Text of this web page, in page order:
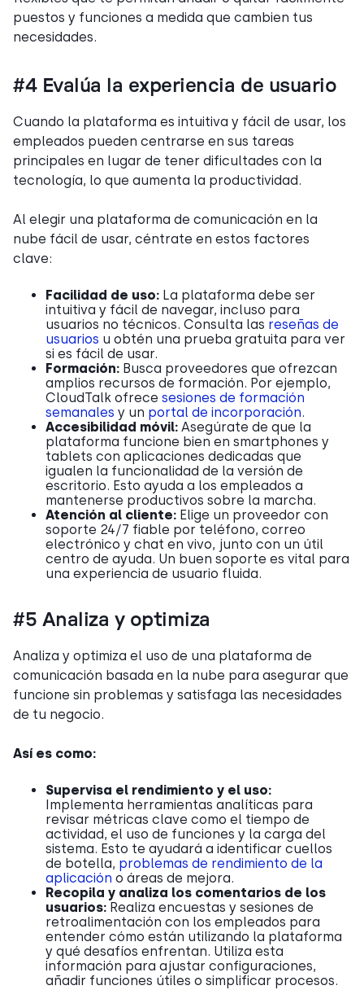
puestos y funciones a medida que cambien tus
necesidades.
#4 Evalúa la experiencia de usuario
Cuando la plataforma es intuitiva y fácil de usar, los
empleados pueden centrarse en sus tareas
principales en lugar de tener dificultades con la
tecnología, lo que aumenta la productividad.
Al elegir una plataforma de comunicación en la
nube fácil de usar, céntrate en estos factores
clave:
Facilidad de uso: La plataforma debe ser
intuitiva y fácil de navegar, incluso para
usuarios no técnicos. Consulta las reseñas de
usuarios u obtén una prueba gratuita para ver
si es fácil de usar.
Formación: Busca proveedores que ofrezcan
amplios recursos de formación. Por ejemplo,
CloudTalk ofrece sesiones de formación
semanales y un portal de incorporación.
Accesibilidad móvil: Asegúrate de que la
plataforma funcione bien en smartphones y
tablets con aplicaciones dedicadas que
igualen la funcionalidad de la versión de
escritorio. Esto ayuda a los empleados a
mantenerse productivos sobre la marcha.
Atención al cliente: Elige un proveedor con
soporte 24/7 fiable por teléfono, correo
electrónico y chat en vivo, junto con un útil
centro de ayuda. Un buen soporte es vital para
una experiencia de usuario fluida.
#5 Analiza y optimiza
Analiza y optimiza el uso de una plataforma de
comunicación basada en la nube para asegurar que
funcione sin problemas y satisfaga las necesidades
de tu negocio.
Así es como:
Supervisa el rendimiento y el uso:
Implementa herramientas analíticas para
revisar métricas clave como el tiempo de
actividad, el uso de funciones y la carga del
sistema. Esto te ayudará a identificar cuellos
de botella, problemas de rendimiento de la
aplicación o áreas de mejora.
Recopila y analiza los comentarios de los
usuarios: Realiza encuestas y sesiones de
retroalimentación con los empleados para
entender cómo están utilizando la plataforma
y qué desafíos enfrentan. Utiliza esta
información para ajustar configuraciones,
añadir funciones útiles o simplificar procesos.